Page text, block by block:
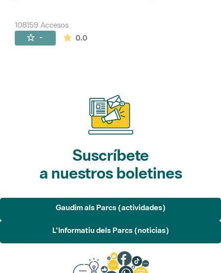
108159 Accesos
- 0.0La valoración media es de 0 estrellas de
Suscríbete
a nuestros boletines
Gaudim als Parcs (actividades)
L'Informatiu dels Parcs (noticias)